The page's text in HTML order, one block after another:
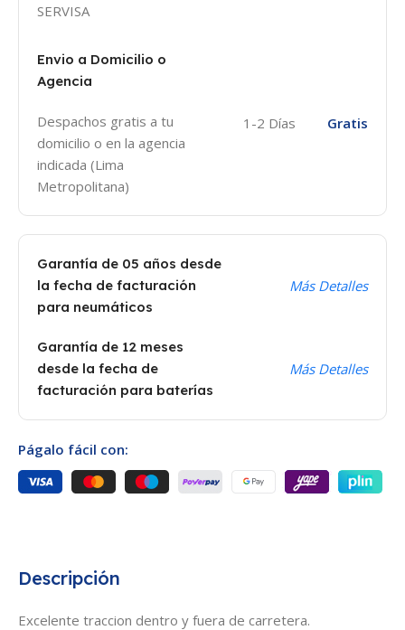
Descripción
Excelente traccion dentro y fuera de carretera.
SERVISA
Envio a Domicilio o
Agencia
Despachos gratis a tu
domicilio o en la agencia
indicada (Lima
Metropolitana)
1-2 Días Gratis
Garantía de 05 años desde
la fecha de facturación
para neumáticos
Más Detalles
Garantía de 12 meses
desde la fecha de
facturación para baterías
Más Detalles
Págalo fácil con: